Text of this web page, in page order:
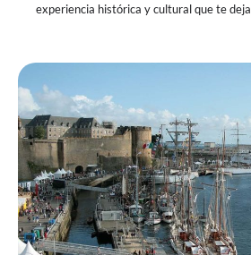
experiencia histórica y cultural que te